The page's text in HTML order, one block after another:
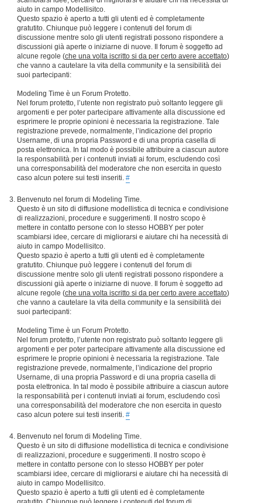
aiuto in campo Modellisitco.
Questo spazio è aperto a tutti gli utenti ed è completamente
gratutito. Chiunque può leggere i contenuti del forum di
discussione mentre solo gli utenti registrati possono rispondere a
discussioni già aperte o iniziarne di nuove. Il forum è soggetto ad
alcune regole (che una volta iscritto si da per certo avere accettato)
che vanno a cautelare la vita della community e la sensibilità dei
suoi partecipanti:
Modeling Time è un Forum Protetto.
Nel forum protetto, l’utente non registrato può soltanto leggere gli
argomenti e per poter partecipare attivamente alla discussione ed
esprimere le proprie opinioni è necessaria la registrazione. Tale
registrazione prevede, normalmente, l’indicazione del proprio
Username, di una propria Password e di una propria casella di
posta elettronica. In tal modo è possibile attribuire a ciascun autore
la responsabilità per i contenuti inviati ai forum, escludendo così
una corresponsabilità del moderatore che non esercita in questo
caso alcun potere sui testi inseriti. #
Benvenuto nel forum di Modeling Time.
Questo è un sito di diffusione modellistica di tecnica e condivisione
di realizzazioni, procedure e suggerimenti. Il nostro scopo è
mettere in contatto persone con lo stesso HOBBY per poter
scambiarsi idee, cercare di migliorarsi e aiutare chi ha necessità di
aiuto in campo Modellisitco.
Questo spazio è aperto a tutti gli utenti ed è completamente
gratutito. Chiunque può leggere i contenuti del forum di
discussione mentre solo gli utenti registrati possono rispondere a
discussioni già aperte o iniziarne di nuove. Il forum è soggetto ad
alcune regole (che una volta iscritto si da per certo avere accettato)
che vanno a cautelare la vita della community e la sensibilità dei
suoi partecipanti:
Modeling Time è un Forum Protetto.
Nel forum protetto, l’utente non registrato può soltanto leggere gli
argomenti e per poter partecipare attivamente alla discussione ed
esprimere le proprie opinioni è necessaria la registrazione. Tale
registrazione prevede, normalmente, l’indicazione del proprio
Username, di una propria Password e di una propria casella di
posta elettronica. In tal modo è possibile attribuire a ciascun autore
la responsabilità per i contenuti inviati ai forum, escludendo così
una corresponsabilità del moderatore che non esercita in questo
caso alcun potere sui testi inseriti. #
Benvenuto nel forum di Modeling Time.
Questo è un sito di diffusione modellistica di tecnica e condivisione
di realizzazioni, procedure e suggerimenti. Il nostro scopo è
mettere in contatto persone con lo stesso HOBBY per poter
scambiarsi idee, cercare di migliorarsi e aiutare chi ha necessità di
aiuto in campo Modellisitco.
Questo spazio è aperto a tutti gli utenti ed è completamente